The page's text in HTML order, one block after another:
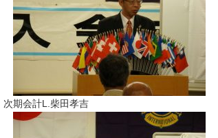
次期会計L.柴田孝吉